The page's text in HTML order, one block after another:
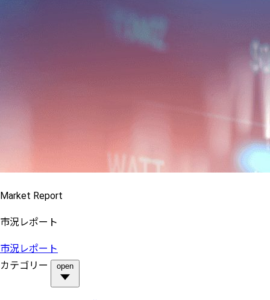
Market Report
市況レポート
市況レポート
カテゴリー
open